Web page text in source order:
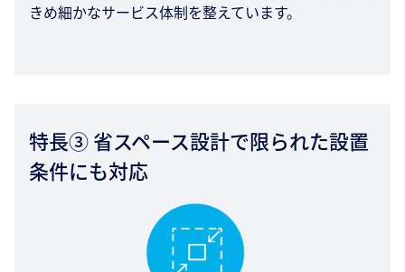
きめ細かなサービス体制を整えています。
特長③ 省スペース設計で限られた設置
条件にも対応